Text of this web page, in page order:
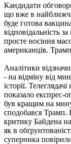
Кандидати
що вже в
буде готова
відповідальність
просте носіння
американців.
Аналітики
- на відміну від
історії.
показало
був кращим на
сподобався Трамп.
критику Байдена
як в
суперника